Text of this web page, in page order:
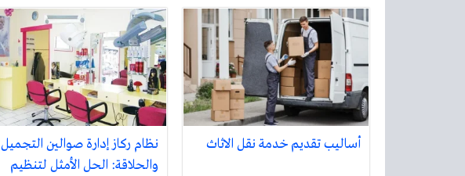
أساليب تقديم خدمة نقل الاثاث
نظام ركاز إدارة صوالين التجميل
والحلاقة: الحل الأمثل لتنظيم